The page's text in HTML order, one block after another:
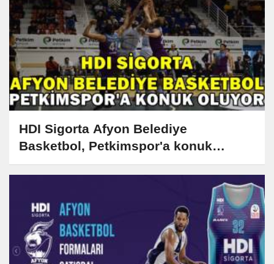
HDI Sigorta Afyon Belediye
Basketbol, Petkimspor'a konuk
oluyor!